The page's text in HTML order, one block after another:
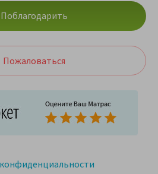
Поблагодарить
Пожаловаться